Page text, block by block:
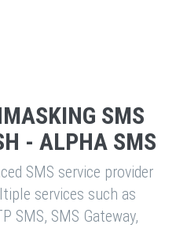
SMS
- ALPHA SMS
SMS service provider
services such as
SMS, SMS Gateway,